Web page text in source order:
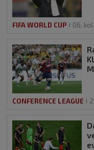
FIFA WORLD CUP 06.
CONFERENCE LEAGUE